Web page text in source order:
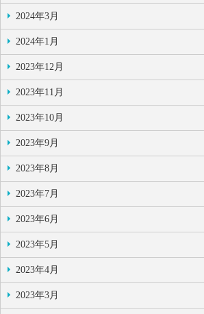
2024年3月
2024年1月
2023年12月
2023年11月
2023年10月
2023年9月
2023年8月
2023年7月
2023年6月
2023年5月
2023年4月
2023年3月